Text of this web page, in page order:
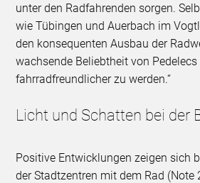
unter den Radfahrenden sorgen.
wie Tübingen und Auerbach im
den konsequenten Ausbau der
wachsende Beliebtheit von
fahrradfreundlicher zu werden.“
Licht und Schatten bei der
Positive Entwicklungen zeigen sich
der Stadtzentren mit dem Rad (Note